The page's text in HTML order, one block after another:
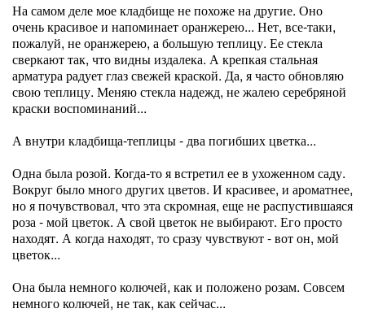
На самом деле мое кладбище не похоже на другие. Оно
очень красивое и напоминает оранжерею... Нет, все-таки,
пожалуй, не оранжерею, а большую теплицу. Ее стекла
сверкают так, что видны издалека. А крепкая стальная
арматура радует глаз свежей краской. Да, я часто обновляю
свою теплицу. Меняю стекла надежд, не жалею серебряной
краски воспоминаний...
А внутри кладбища-теплицы - два погибших цветка...
Одна была розой. Когда-то я встретил ее в ухоженном саду.
Вокруг было много других цветов. И красивее, и ароматнее,
но я почувствовал, что эта скромная, еще не распустившаяся
роза - мой цветок. А свой цветок не выбирают. Его просто
находят. А когда находят, то сразу чувствуют - вот он, мой
цветок...
Она была немного колючей, как и положено розам. Совсем
немного колючей, не так, как сейчас...